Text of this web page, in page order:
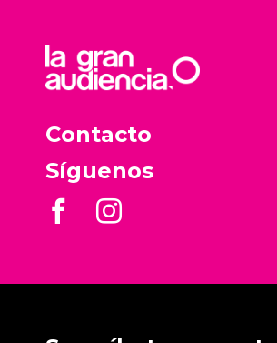
Contacto
Síguenos